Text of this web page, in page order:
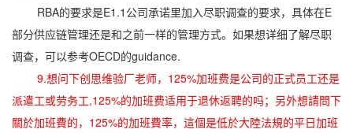
RBA的要求是E1.1公司承诺里加入尽职调查的要求，具体在E
部分供应链管理还是和之前一样的管理方式。如果想详细了解尽职
调查，可以参考OECD的guidance.
9.想问下创思维验厂老师，125%加班费是公司的正式员工还是
派遣工或劳务工,125%的加班费适用于退休返聘的吗；另外想請問下
關於加班費的，125%的加班費率，這個是低於大陸法規的平日加班